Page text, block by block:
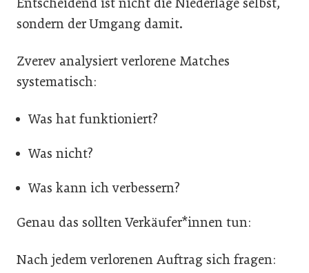
sondern der Umgang damit.
Zverev analysiert verlorene Matches
systematisch:
Was hat funktioniert?
Was nicht?
Was kann ich verbessern?
Genau das sollten Verkäufer*innen tun:
Nach jedem verlorenen Auftrag sich fragen: